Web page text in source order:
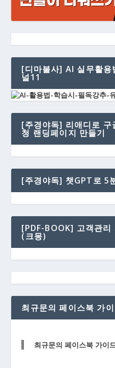
[디마불사] AI 실무활용
널11
[주경야독] 리애디로 구
청 랜딩페이지 만들기
[주경야독] 챗GPT로 5
[PDF-BOOK] 고객관리
(크몽)
최규문의 페이스북 가
최규문의 페이스북 가이